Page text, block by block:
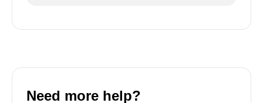
Need more help?